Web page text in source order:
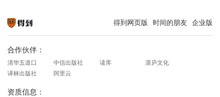
得到网页版 时间的朋友 企业版
合作伙伴：
清华五道口 中信出版社 读库
湛庐文化
译林出版社
阿里云
资质信息：